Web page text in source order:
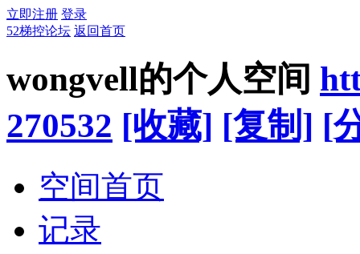
立即注册 登录
52梯控论坛 返回首页
wongvell的个人空间
270532 [收藏] [复制] [
空间首页
记录